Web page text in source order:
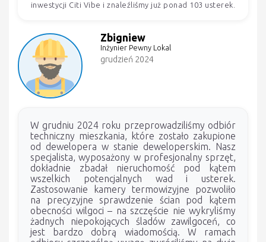
inwestycji Citi Vibe i znaleźliśmy już ponad 103 usterek.
Zbigniew
Inżynier Pewny Lokal
grudzień 2024
W grudniu 2024 roku przeprowadziliśmy odbiór
techniczny mieszkania, które zostało zakupione
od dewelopera w stanie deweloperskim. Nasz
specjalista, wyposażony w profesjonalny sprzęt,
dokładnie zbadał nieruchomość pod kątem
wszelkich potencjalnych wad i usterek.
Zastosowanie kamery termowizyjne pozwoliło
na precyzyjne sprawdzenie ścian pod kątem
obecności wilgoci – na szczęście nie wykryliśmy
żadnych niepokojących śladów zawilgoceń, co
jest bardzo dobrą wiadomością. W ramach